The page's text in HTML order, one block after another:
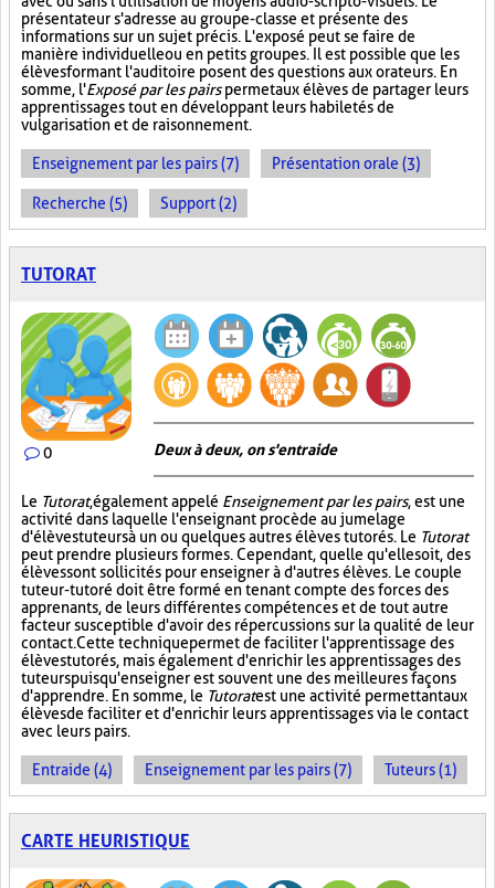
présentateur s'adresse au groupe-classe et présente des
informations sur un sujet précis. L'exposé peut se faire de
manière individuelle ou en petits groupes. Il est possible que les
élèves formant l'auditoire posent des questions aux orateurs. En
somme, l'Exposé par les pairspermet aux élèves de partager leurs
apprentissages tout en développant leurs habiletés de
vulgarisation et de raisonnement.
Enseignement par les pairs (7) Présentation orale (3)
Recherche (5) Support (2)
TUTORAT
0 Deux à deux, on s'entraide
Le Tutorat, également appelé Enseignement par les pairs, est une
activité dans laquelle l'enseignant procède au jumelage
d'élèves tuteurs à un ou quelques autres élèves tutorés. Le Tutorat
peut prendre plusieurs formes. Cependant, quelle qu'elle soit, des
élèves sont sollicités pour enseigner à d'autres élèves. Le couple
tuteur-tutoré doit être formé en tenant compte des forces des
apprenants, de leurs différentes compétences et de tout autre
facteur susceptible d'avoir des répercussions sur la qualité de leur
contact. Cette technique permet de faciliter l'apprentissage des
élèves tutorés, mais également d'enrichir les apprentissages des
tuteurs puisqu'enseigner est souvent une des meilleures façons
d'apprendre. En somme, le Tutoratest une activité permettant aux
élèves de faciliter et d'enrichir leurs apprentissages via le contact
avec leurs pairs.
Entraide (4) Enseignement par les pairs (7) Tuteurs (1)
CARTE HEURISTIQUE